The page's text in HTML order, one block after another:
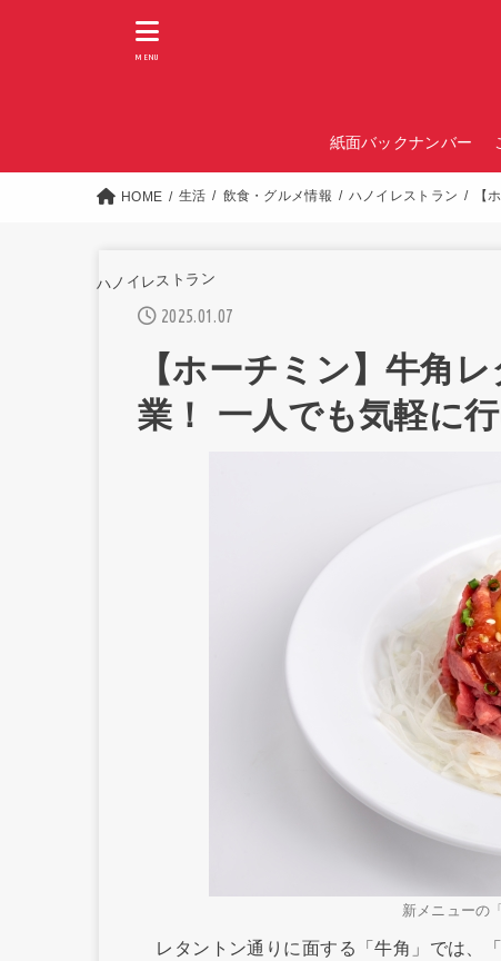
紙面バックナンバー
MENU
HOME 生活 飲食・グルメ情報 ハノイレストラン 【
ハノイレストラン
2025.01.07
【ホーチミン】牛角
業！ 一人でも気軽に
新メニューの
レタントン通りに面する「牛角」では、